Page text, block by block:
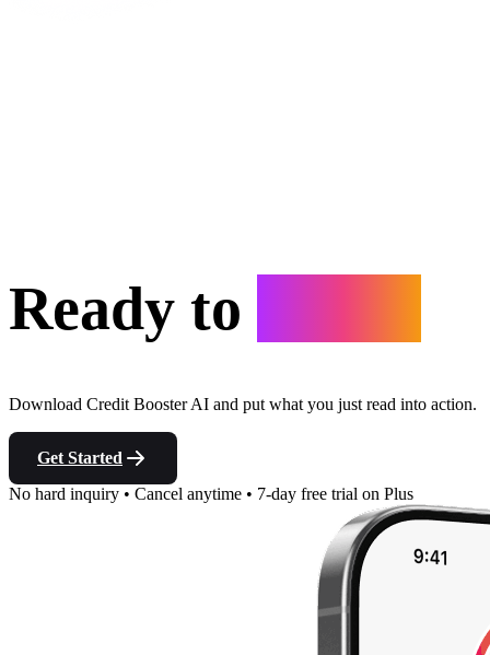
Ready to
Download Credit Booster AI and put what you just read into action.
Get Started
No hard inquiry • Cancel anytime • 7-day free trial on Plus